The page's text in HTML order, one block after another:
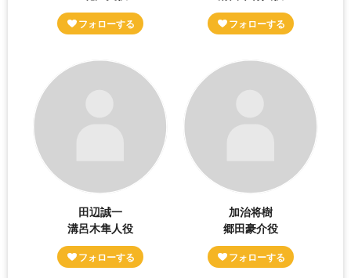
田辺誠一
溝呂木隼人役
加治将樹
郷田豪介役